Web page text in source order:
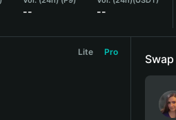
-- --
Lite Pro
Swap